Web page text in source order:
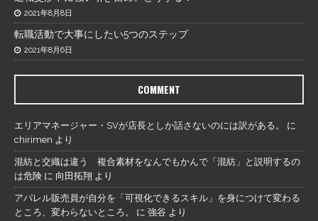
2021年8月8日
転職活動で大事にしたい5つのステップ
2021年8月6日
COMMENT
エリアマネージャー・SVが店長としか話さないのには訳がある。
に
chirimen より
混紡と交織は違う 複合素材をなんでもかんで「混紡」と説明するの
は危険 に 向田拓翔 より
アパレル販売員が自分を「可視化できるスキル」を身につけて変わる
ところ、変わらないところ。
に 強谷 より